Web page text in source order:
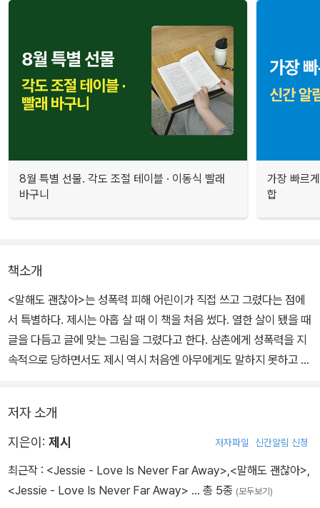
8월 특별 선물. 각도 조절 테이블 · 이동식 빨래
바구니
가장 빠르
합
책소개
<말해도 괜찮아>는 성폭력 피해 어린이가 직접 쓰고 그렸다는 점에
서 특별하다. 제시는 아홉 살 때 이 책을 처음 썼다. 열한 살이 됐을 때
글을 다듬고 글에 맞는 그림을 그렸다고 한다. 삼촌에게 성폭력을 지
속적으로 당하면서도 제시 역시 처음엔 아무에게도 말하지 못하고 상
성폭력 피해 어린이들이 대부분 그렇듯이 스스로를 비난하고 겁을 내
며, 혼자서 아픈 비밀을 지키느라 악몽에 시달렸던 것이다. 그러나 다
먼저 말을 꺼냈다. 이 이야기는 제시가 그 일을 처음 겪게 됐을 때부
터, 부모님께 말을 꺼낼 때의 심정, 그리고 말을 함으로써 어떠한 도움
저자 소개
지은이: 제시 저자파일 신간알림 신청
최근작 : <Jessie - Love Is Never Far Away>,<말해도 괜찮아>,
<Jessie - Love Is Never Far Away> … 총 5종 (모두보기)